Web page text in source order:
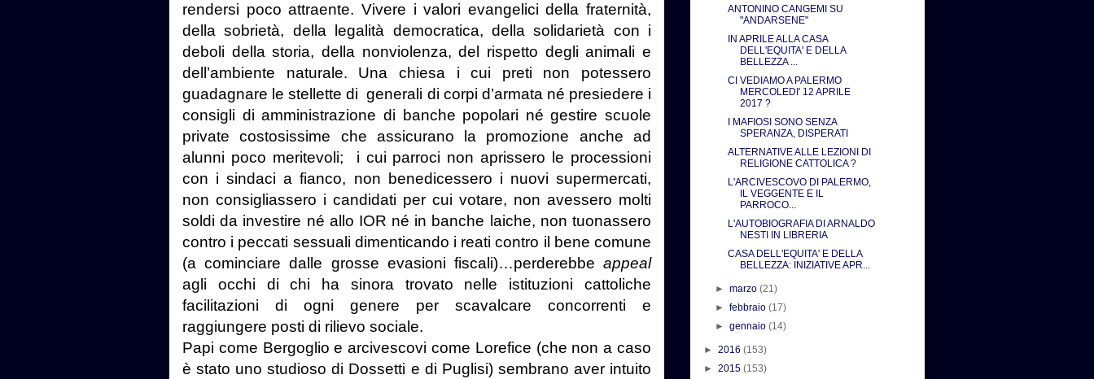
rendersi poco attraente. Vivere i valori evangelici della fraternità,
della sobrietà, della legalità democratica, della solidarietà con i
deboli della storia, della nonviolenza, del rispetto degli animali e
dell’ambiente naturale. Una chiesa i cui preti non potessero
guadagnare le stellette di generali di corpi d’armata né presiedere i
consigli di amministrazione di banche popolari né gestire scuole
private costosissime che assicurano la promozione anche ad
alunni poco meritevoli;
i cui parroci non aprissero le processioni
con i sindaci a fianco, non benedicessero i nuovi supermercati,
non consigliassero i candidati per cui votare, non avessero molti
soldi da investire né allo IOR né in banche laiche, non tuonassero
contro i peccati sessuali dimenticando i reati contro il bene comune
(a cominciare dalle grosse evasioni fiscali)…perderebbe appeal
agli occhi di chi ha sinora trovato nelle istituzioni cattoliche
facilitazioni di ogni genere per scavalcare concorrenti e
raggiungere posti di rilievo sociale.
Papi come Bergoglio e arcivescovi come Lorefice (che non a caso
è stato uno studioso di Dossetti e di Puglisi) sembrano aver intuito
ANTONINO CANGEMI SU
"ANDARSENE"
IN APRILE ALLA CASA
DELL'EQUITA' E DELLA
BELLEZZA ...
CI VEDIAMO A PALERMO
MERCOLEDI' 12 APRILE
2017 ?
I MAFIOSI SONO SENZA
SPERANZA, DISPERATI
ALTERNATIVE ALLE LEZIONI DI
RELIGIONE CATTOLICA ?
L'ARCIVESCOVO DI PALERMO,
IL VEGGENTE E IL
PARROCO...
L'AUTOBIOGRAFIA DI ARNALDO
NESTI IN LIBRERIA
CASA DELL'EQUITA' E DELLA
BELLEZZA: INIZIATIVE APR...
►marzo(21)
►febbraio(17)
►gennaio(14)
► 2016 (153)
► 2015 (153)